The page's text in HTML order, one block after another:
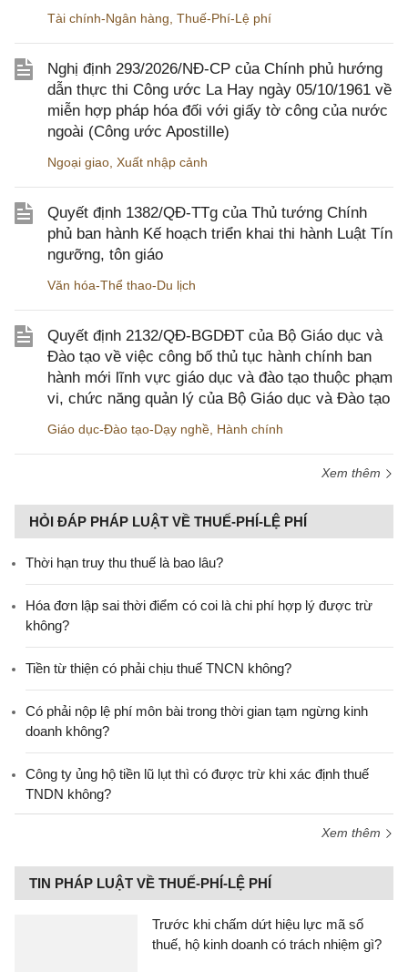
Tài chính-Ngân hàng Thuế-Phí-Lệ phí
Nghị định 293/2026/NĐ-CP của Chính phủ hướng
dẫn thực thi Công ước La Hay ngày 05/10/1961 về
miễn hợp pháp hóa đối với giấy tờ công của nước
ngoài (Công ước Apostille)
Ngoại giao Xuất nhập cảnh
Quyết định 1382/QĐ-TTg của Thủ tướng Chính
phủ ban hành Kế hoạch triển khai thi hành Luật Tín
ngưỡng, tôn giáo
Văn hóa-Thể thao-Du lịch
Quyết định 2132/QĐ-BGDĐT của Bộ Giáo dục và
Đào tạo về việc công bố thủ tục hành chính ban
hành mới lĩnh vực giáo dục và đào tạo thuộc phạm
vi, chức năng quản lý của Bộ Giáo dục và Đào tạo
Giáo dục-Đào tạo-Dạy nghề Hành chính
Xem thêm
HỎI ĐÁP PHÁP LUẬT VỀ THUẾ-PHÍ-LỆ PHÍ
Thời hạn truy thu thuế là bao lâu?
Hóa đơn lập sai thời điểm có coi là chi phí hợp lý được trừ
không?
Tiền từ thiện có phải chịu thuế TNCN không?
Có phải nộp lệ phí môn bài trong thời gian tạm ngừng kinh
doanh không?
Công ty ủng hộ tiền lũ lụt thì có được trừ khi xác định thuế
TNDN không?
Xem thêm
TIN PHÁP LUẬT VỀ THUẾ-PHÍ-LỆ PHÍ
Trước khi chấm dứt hiệu lực mã số
thuế, hộ kinh doanh có trách nhiệm gì?